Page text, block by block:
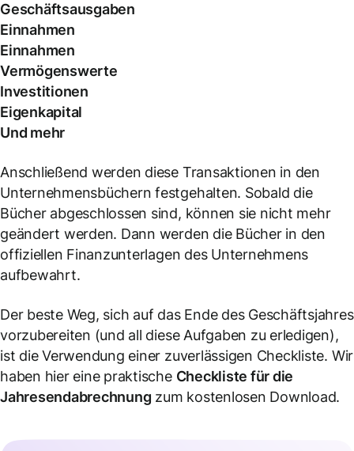
Geschäftsausgaben
Einnahmen
Einnahmen
Vermögenswerte
Investitionen
Eigenkapital
Und mehr
Anschließend werden diese Transaktionen in den
Unternehmensbüchern festgehalten. Sobald die
Bücher abgeschlossen sind, können sie nicht mehr
geändert werden. Dann werden die Bücher in den
offiziellen Finanzunterlagen des Unternehmens
aufbewahrt.
Der beste Weg, sich auf das Ende des Geschäftsjahres
vorzubereiten (und all diese Aufgaben zu erledigen),
ist die Verwendung einer zuverlässigen Checkliste. Wir
haben hier eine praktische Checkliste für die
Jahresendabrechnung zum kostenlosen Download.